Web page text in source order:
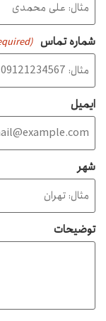
شماره تماس (Required)
ایمیل
شهر
توضیحات